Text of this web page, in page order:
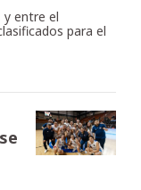
entre el
para el